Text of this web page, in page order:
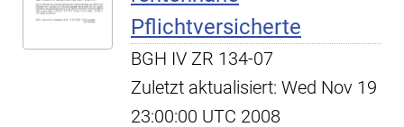
Pflichtversicherte
BGH IV ZR 134-07
Zuletzt aktualisiert: Wed Nov 19
23:00:00 UTC 2008